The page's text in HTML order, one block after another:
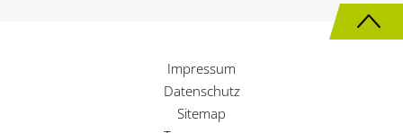
Impressum
Datenschutz
Sitemap